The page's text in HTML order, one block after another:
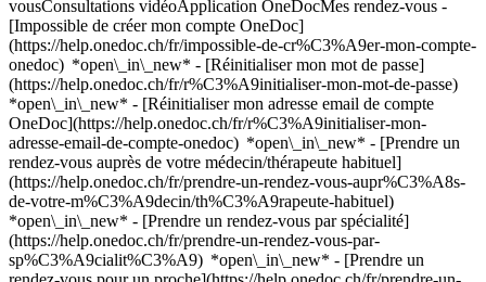
vousConsultations vidéoApplication OneDocMes rendez-vous -
[Impossible de créer mon compte OneDoc]
(https://help.onedoc.ch/fr/impossible-de-cr%C3%A9er-mon-compte-
onedoc) *open\_in\_new* - [Réinitialiser mon mot de passe]
(https://help.onedoc.ch/fr/r%C3%A9initialiser-mon-mot-de-passe)
*open\_in\_new* - [Réinitialiser mon adresse email de compte
OneDoc](https://help.onedoc.ch/fr/r%C3%A9initialiser-mon-
adresse-email-de-compte-onedoc) *open\_in\_new* - [Prendre un
rendez-vous auprès de votre médecin/thérapeute habituel]
(https://help.onedoc.ch/fr/prendre-un-rendez-vous-aupr%C3%A8s-
de-votre-m%C3%A9decin/th%C3%A9rapeute-habituel)
*open\_in\_new* - [Prendre un rendez-vous par spécialité]
(https://help.onedoc.ch/fr/prendre-un-rendez-vous-par-
sp%C3%A9cialit%C3%A9) *open\_in\_new* - [Prendre un